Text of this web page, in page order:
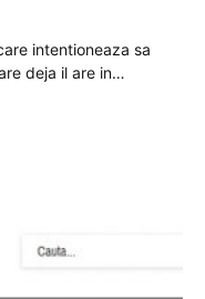
intentioneaza sa
deja il are in…